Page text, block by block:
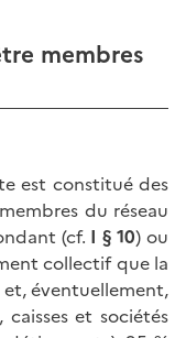
membres
est constitué des
du réseau
(cf. I § 10) ou
collectif que la
et, éventuellement,
et sociétés